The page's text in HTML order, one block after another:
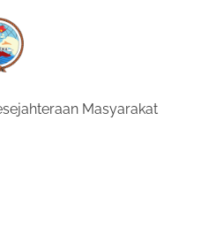
Masyarakat